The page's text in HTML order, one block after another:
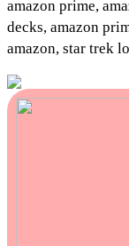
amazon prime,
decks, amazon
amazon, star trek